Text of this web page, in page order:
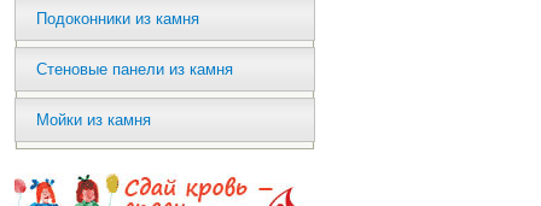
Подоконники из камня
Стеновые панели из камня
Мойки из камня